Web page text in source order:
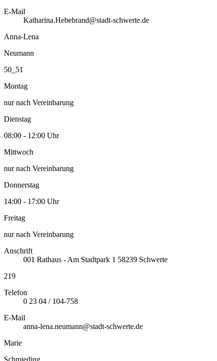
E-Mail
Katharina.Hebebrand@stadt-schwerte.de
Anna-Lena
Neumann
50_51
Montag
nur nach Vereinbarung
Dienstag
08:00 - 12:00 Uhr
Mittwoch
nur nach Vereinbarung
Donnerstag
14:00 - 17:00 Uhr
Freitag
nur nach Vereinbarung
Anschrift
001 Rathaus - Am Stadtpark 1 58239 Schwerte
219
Telefon
0 23 04 / 104-758
E-Mail
anna-lena.neumann@stadt-schwerte.de
Marie
Schmieding